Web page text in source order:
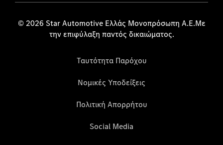
© 2026 Star Automotive Ελλάς Μονοπρόσωπη Α.Ε.Με
την επιφύλαξη παντός δικαιώματος.
Ταυτότητα Παρόχου
Νομικές Υποδείξεις
Πολιτική Απορρήτου
Social Media